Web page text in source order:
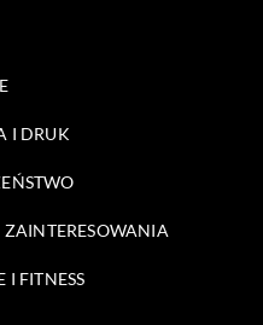
I DRUK
ZAINTERESOWANIA
I FITNESS